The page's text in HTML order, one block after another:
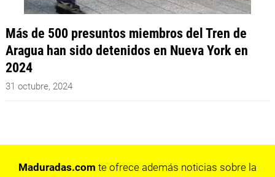
Más de 500 presuntos miembros del Tren de
Aragua han sido detenidos en Nueva York en
2024
31 octubre, 2024
Maduradas.com te ofrece además noticias sobre la